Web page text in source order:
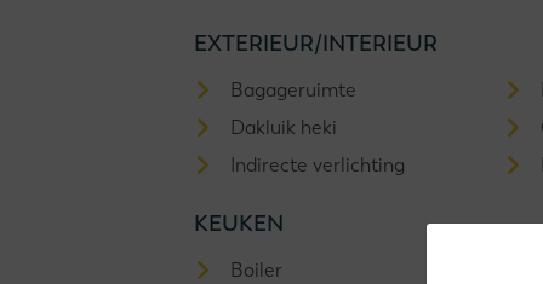
EXTERIEUR/INTERIEUR
Bagageruimte
Dakluik heki
Indirecte verlichting
KEUKEN
Boiler